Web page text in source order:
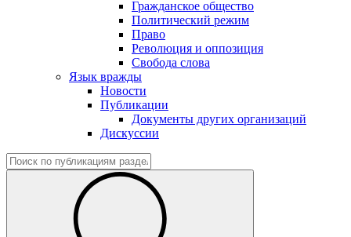
Гражданское общество
Политический режим
Право
Революция и оппозиция
Свобода слова
Язык вражды
Новости
Публикации
Документы других организаций
Дискуссии